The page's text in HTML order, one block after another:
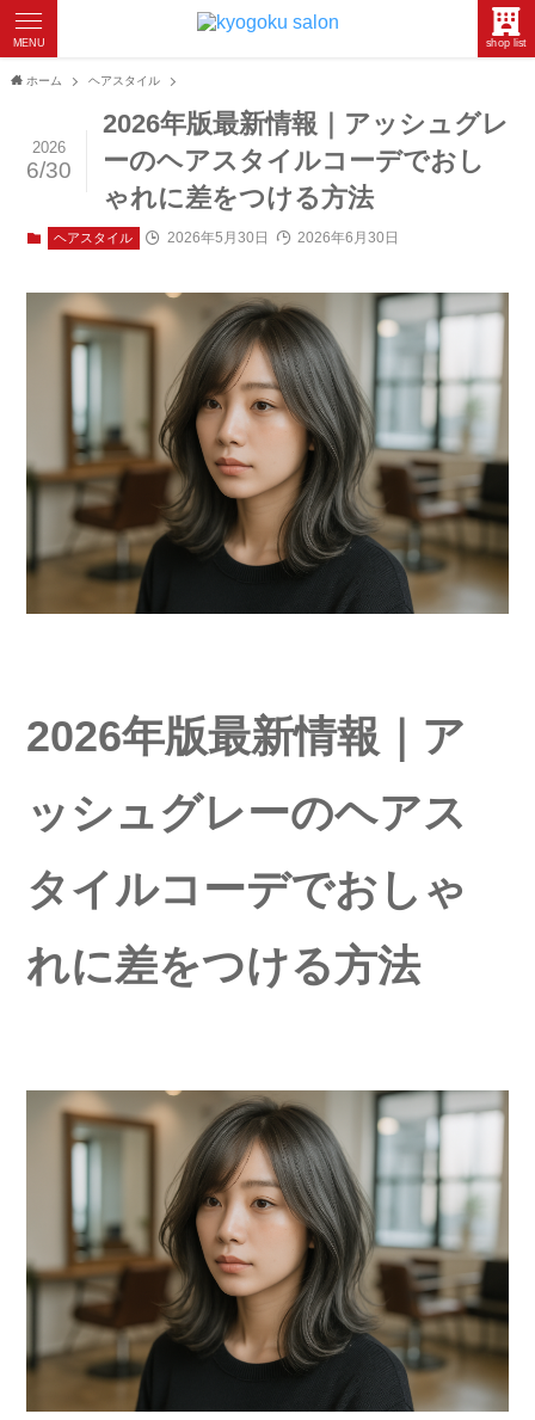
shop list
MENU
ホーム ヘアスタイル
2026年版最新情報｜アッシュグレ
ーのヘアスタイルコーデでおし
ゃれに差をつける方法
2026
6/30
ヘアスタイル 2026年5月30日 2026年6月30日
2026年版最新情報｜ア
ッシュグレーのヘアス
タイルコーデでおしゃ
れに差をつける方法